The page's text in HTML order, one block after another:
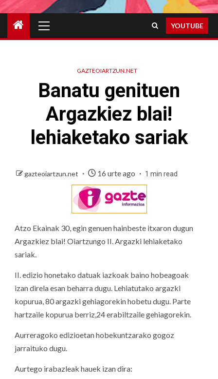
Menu
YOUTUBE
GAZTEOIARTZUN.NET
Banatu genituen
Argazkiez blai!
lehiaketako sariak
gazteoiartzun.net 16 urte ago 1 min read
Atzo Ekainak 30, egin genuen hainbeste itxaron dugun
Argazkiez blai! Oiartzungo II. Argazki lehiaketako
sariak.
II. edizio honetako datuak iazkoak baino hobeagoak
izan direla esan beharra dugu. Lehiatutako argazki
kopurua, 80 argazki gehiagorekin hobetu dugu. Parte
hartzaile kopurua berriz,24 erabiltzaile gehiagorekin.
Aurreragoko edizioetan hobekuntzarako gogoz
jarraituko dugu.
Aurtego irabazleak hauek izan dira: